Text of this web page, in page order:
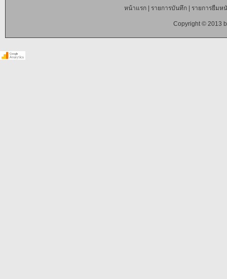
หน้าแรก| รายการบันทึก| รายการยืมห
Copyright © 2013